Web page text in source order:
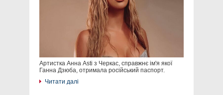
Артистка Анна Asti з Черкас, справжнє ім'я якої
Ганна Дзюба, отримала російський паспорт.
Читати далі